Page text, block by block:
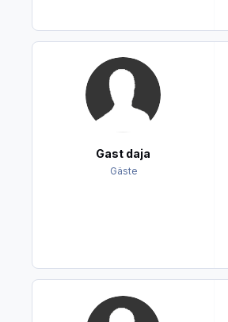
Gast daja
Gäste